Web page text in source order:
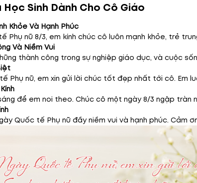
Sinh Dành Cho Cô Giáo
Khỏe Và Hạnh Phúc
Phụ nữ 8/3, em kính chúc cô luôn mạnh khỏe, trẻ
Và Niềm Vui
thành công trong sự nghiệp giáo dục, và cuộc
Phụ nữ, em xin gửi lời chúc tốt đẹp nhất tới cô. Em
để em noi theo. Chúc cô một ngày 8/3 ngập tràn
Quốc tế Phụ nữ đầy niềm vui và hạnh phúc. Cảm